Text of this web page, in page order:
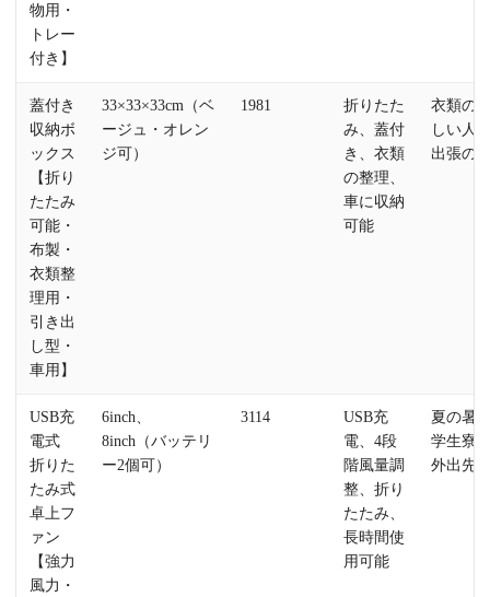
物用・
トレー
付き】
蓋付き
収納ボ
ックス
【折り
たたみ
可能・
布製・
衣類整
理用・
引き出
し型・
車用】
33×33×33cm（ベ
ージュ・オレン
ジ可）
1981
折りたた
み、蓋付
き、衣類
の整理、
車に収納
可能
衣類の
しい人
出張の
USB充
電式
折りた
たみ式
卓上フ
ァン
【強力
風力・
6inch、
8inch（バッテリ
ー2個可）
3114
USB充
電、4段
階風量調
整、折り
たたみ、
長時間使
用可能
夏の暑
学生寮
外出先